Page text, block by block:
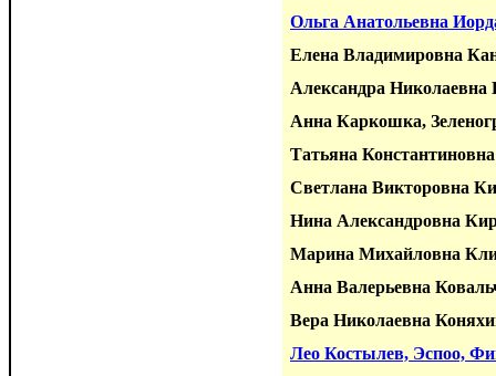
Ольга Анатольевна
Елена Владимировна
Александра
Анна Каркошка,
Татьяна
Светлана Викторовна
Нина Александровна
Марина Михайловна
Анна Валерьевна
Вера Николаевна
Лео Костылев, Эспоо,